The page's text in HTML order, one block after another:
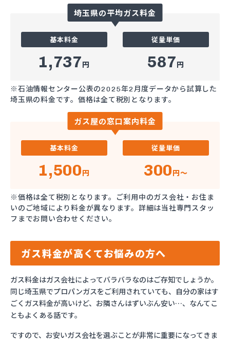
埼玉県の平均ガス料金
基本料金
1,737円
従量単価
587円
※石油情報センター公表の2025年2月度データから試算した
埼玉県の料金です。価格は全て税別となります。
ガス屋の窓口案内料金
基本料金
1,500円
従量単価
300円～
※価格は全て税別となります。ご利用中のガス会社・お住ま
いのご地域により料金が異なります。詳細は当社専門スタッ
フまでお問い合わせください。
ガス料金が高くてお悩みの方へ
ガス料金はガス会社によってバラバラなのはご存知でしょうか。
同じ埼玉県でプロパンガスをご利用されていても、自分の家はす
ごくガス料金が高いけど、お隣さんはずいぶん安い…、なんてこ
ともよくある話です。
ですので、お安いガス会社を選ぶことが非常に重要になってきま